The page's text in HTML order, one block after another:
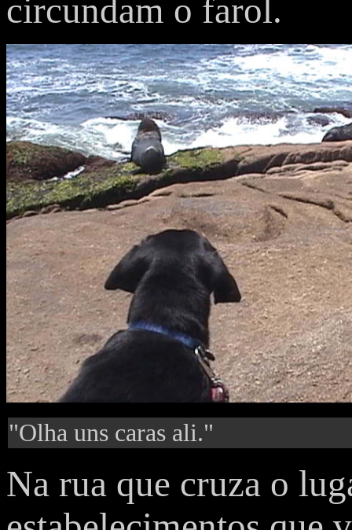
circundam o farol.
"Olha uns caras ali."
Na rua que cruza o